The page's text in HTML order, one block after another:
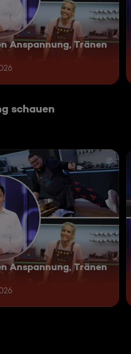
Anspannung, Tränen
schauen
Anspannung, Tränen